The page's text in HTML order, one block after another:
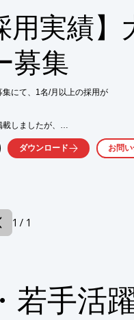
内容
気軽にお問い合わせ下さい。
実績】
募集
にて、1名/月以上の採用が
しましたが、
用。
た。
ダウンロード お問
1 / 1
若手活